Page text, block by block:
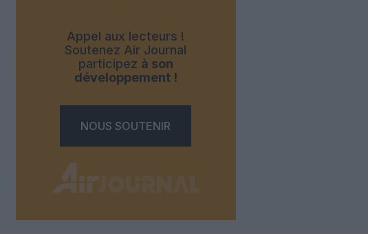
Appel aux lecteurs !
Soutenez Air Journal
participez à son
développement !
NOUS SOUTENIR